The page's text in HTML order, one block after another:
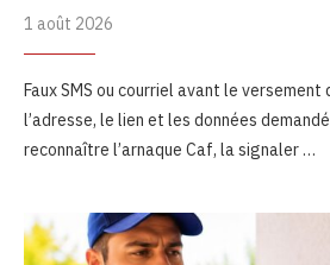
1 août 2026
Faux SMS ou courriel avant le versement
l’adresse, le lien et les données
reconnaître l’arnaque Caf, la signaler …